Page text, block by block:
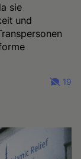
sie
und
19